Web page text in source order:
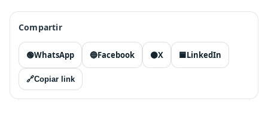
Compartir
🟢WhatsApp 🔵Facebook ⚫X 🟦LinkedIn
🔗Copiar link